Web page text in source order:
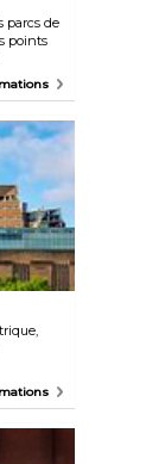
parcs de
points
y
que la
de
tête.